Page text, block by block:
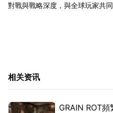
對戰與戰略深度，與全球玩家共同
相关资讯
GRAIN ROT